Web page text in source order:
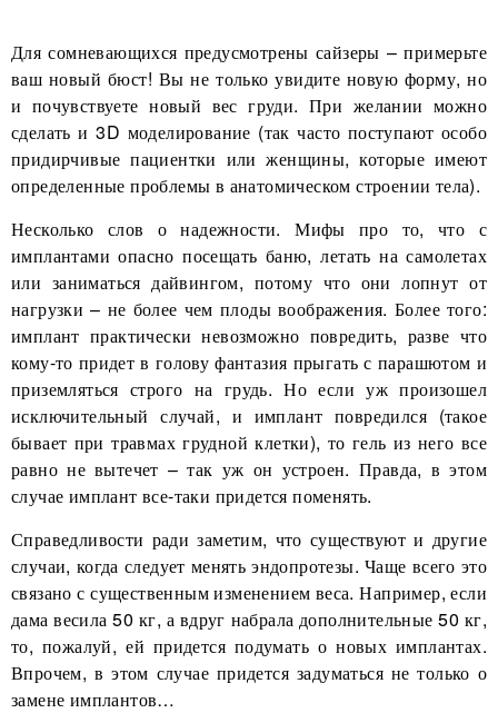
Для сомневающихся предусмотрены сайзеры – примерьте
ваш новый бюст! Вы не только увидите новую форму, но
и почувствуете новый вес груди. При желании можно
сделать и 3D моделирование (так часто поступают особо
придирчивые пациентки или женщины, которые имеют
определенные проблемы в анатомическом строении тела).
Несколько слов о надежности. Мифы про то, что с
имплантами опасно посещать баню, летать на самолетах
или заниматься дайвингом, потому что они лопнут от
нагрузки – не более чем плоды воображения. Более того:
имплант практически невозможно повредить, разве что
кому-то придет в голову фантазия прыгать с парашютом и
приземляться строго на грудь. Но если уж произошел
исключительный случай, и имплант повредился (такое
бывает при травмах грудной клетки), то гель из него все
равно не вытечет – так уж он устроен. Правда, в этом
случае имплант все-таки придется поменять.
Справедливости ради заметим, что существуют и другие
случаи, когда следует менять эндопротезы. Чаще всего это
связано с существенным изменением веса. Например, если
дама весила 50 кг, а вдруг набрала дополнительные 50 кг,
то, пожалуй, ей придется подумать о новых имплантах.
Впрочем, в этом случае придется задуматься не только о
замене имплантов…